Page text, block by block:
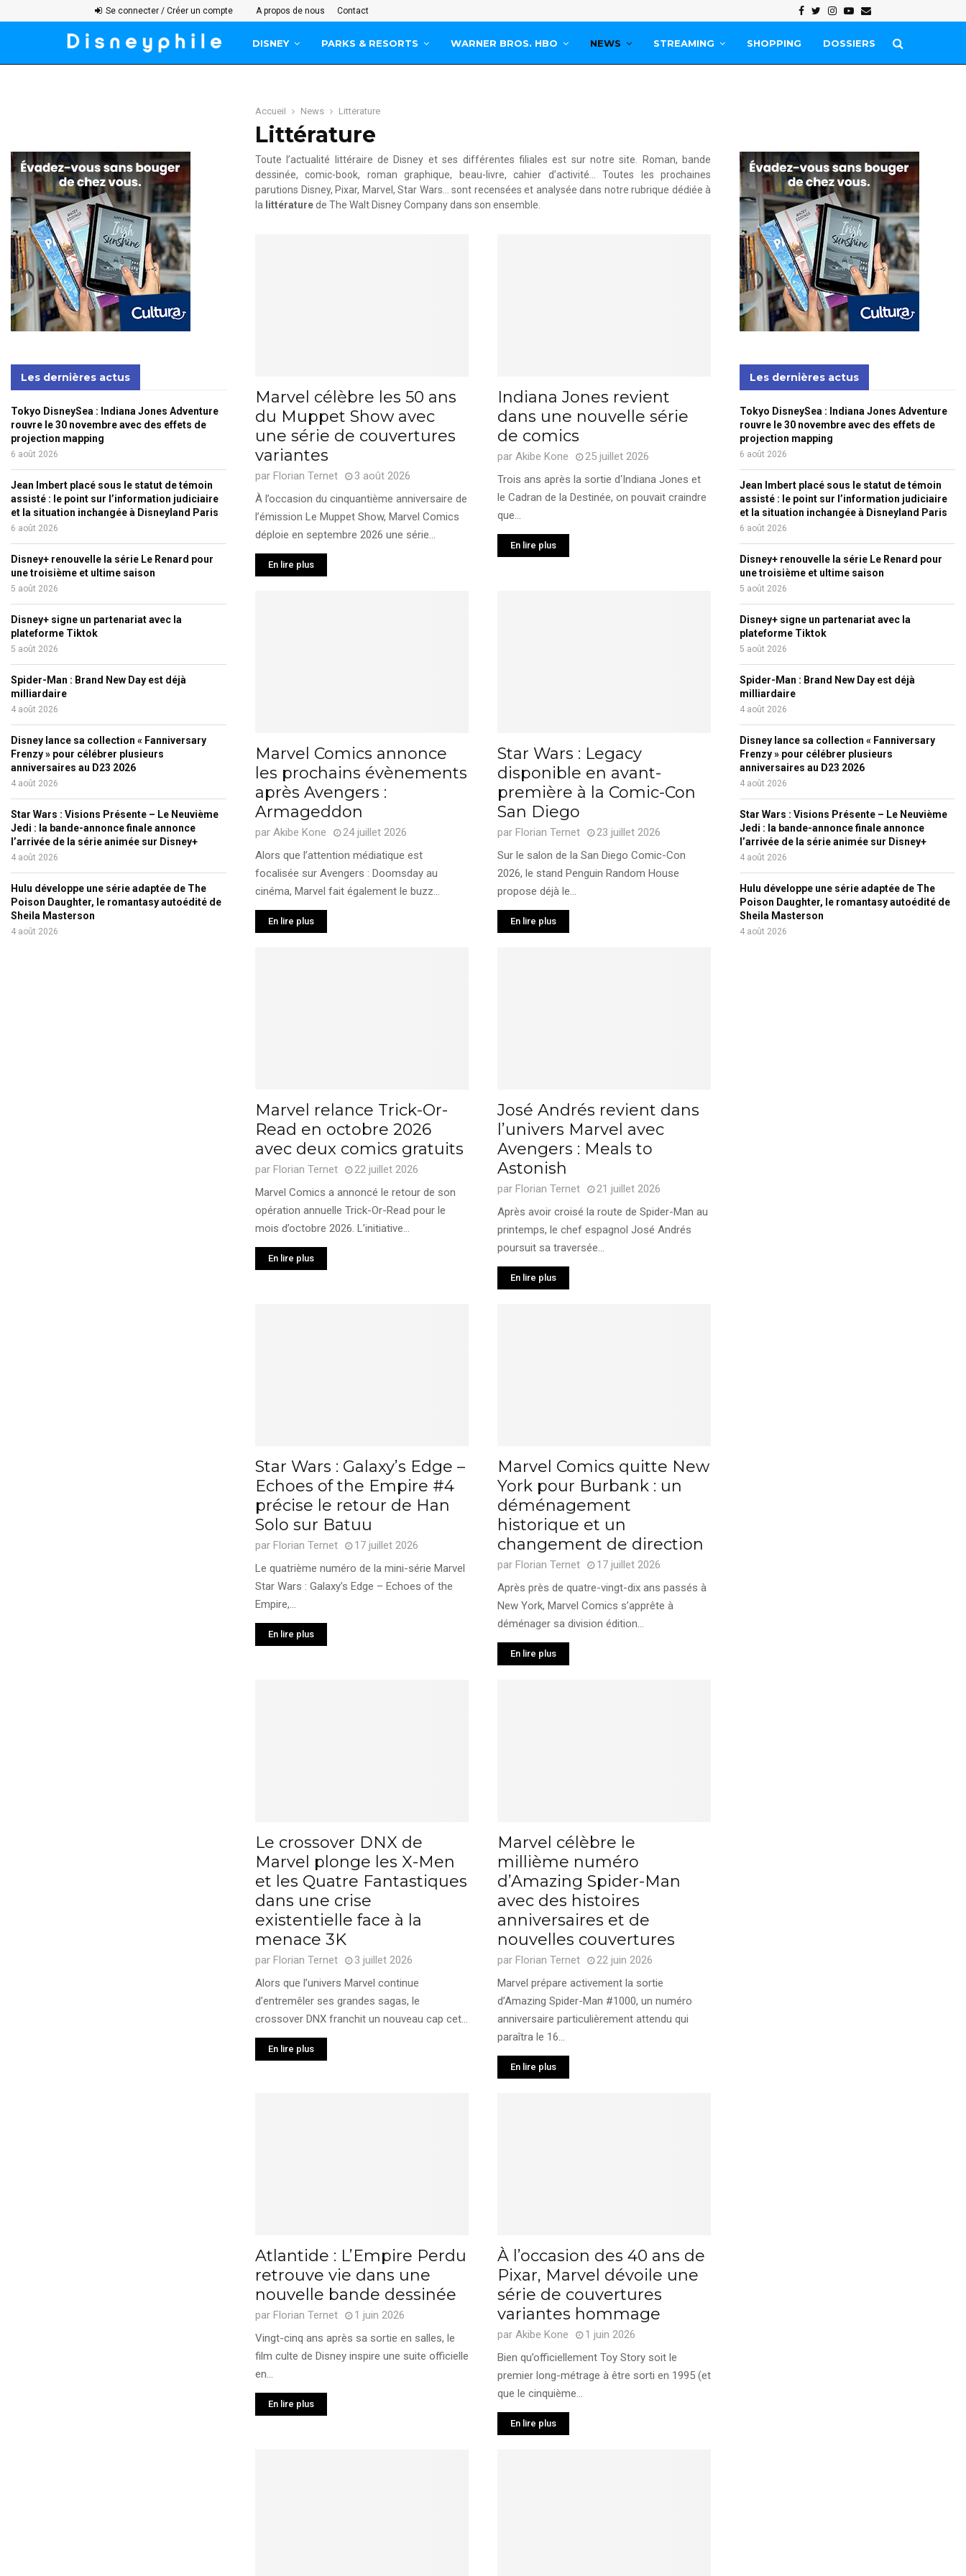
Se connecter / Créer un compte A propos de nous Contact Facebook
Twitter
Instagram
Youtube
Email
DISNEY PARKS & RESORTS WARNER BROS. HBO NEWS STREAMING SHOPPING DOSSIERS
Accueil News Littérature
Littérature
Toute l’actualité littéraire de Disney et ses différentes filiales est sur notre site. Roman, bande
dessinée, comic-book, roman graphique, beau-livre, cahier d’activité… Toutes les prochaines
parutions Disney, Pixar, Marvel, Star Wars… sont recensées et analysée dans notre rubrique dédiée à
la littératurede The Walt Disney Company dans son ensemble.
Marvel célèbre les 50 ans
du Muppet Show avec
une série de couvertures
variantes
par Florian Ternet
3 août 2026
À l’occasion du cinquantième anniversaire de
l’émission Le Muppet Show, Marvel Comics
déploie en septembre 2026 une série...
En lire plus
Indiana Jones revient
dans une nouvelle série
de comics
par Akibe Kone
25 juillet 2026
Trois ans après la sortie d‘Indiana Jones et
le Cadran de la Destinée, on pouvait craindre
que...
En lire plus
Marvel Comics annonce
les prochains évènements
après Avengers :
Armageddon
par Akibe Kone
24 juillet 2026
Alors que l’attention médiatique est
focalisée sur Avengers : Doomsday au
cinéma, Marvel fait également le buzz...
En lire plus
Star Wars : Legacy
disponible en avant-
première à la Comic-Con
San Diego
par Florian Ternet
23 juillet 2026
Sur le salon de la San Diego Comic-Con
2026, le stand Penguin Random House
propose déjà le...
En lire plus
Marvel relance Trick-Or-
Read en octobre 2026
avec deux comics gratuits
par Florian Ternet
22 juillet 2026
Marvel Comics a annoncé le retour de son
opération annuelle Trick-Or-Read pour le
mois d’octobre 2026. L’initiative...
En lire plus
José Andrés revient dans
l’univers Marvel avec
Avengers : Meals to
Astonish
par Florian Ternet
21 juillet 2026
Après avoir croisé la route de Spider-Man au
printemps, le chef espagnol José Andrés
poursuit sa traversée...
En lire plus
Star Wars : Galaxy’s Edge –
Echoes of the Empire #4
précise le retour de Han
Solo sur Batuu
par Florian Ternet
17 juillet 2026
Le quatrième numéro de la mini-série Marvel
Star Wars : Galaxy’s Edge – Echoes of the
Empire,...
En lire plus
Marvel Comics quitte New
York pour Burbank : un
déménagement
historique et un
changement de direction
par Florian Ternet
17 juillet 2026
Après près de quatre-vingt-dix ans passés à
New York, Marvel Comics s’apprête à
déménager sa division édition...
En lire plus
Le crossover DNX de
Marvel plonge les X-Men
et les Quatre Fantastiques
dans une crise
existentielle face à la
menace 3K
par Florian Ternet
3 juillet 2026
Alors que l’univers Marvel continue
d’entremêler ses grandes sagas, le
crossover DNX franchit un nouveau cap cet...
En lire plus
Marvel célèbre le
millième numéro
d’Amazing Spider-Man
avec des histoires
anniversaires et de
nouvelles couvertures
par Florian Ternet
22 juin 2026
Marvel prépare activement la sortie
d’Amazing Spider-Man #1000, un numéro
anniversaire particulièrement attendu qui
paraîtra le 16...
En lire plus
Atlantide : L’Empire Perdu
retrouve vie dans une
nouvelle bande dessinée
par Florian Ternet
1 juin 2026
Vingt-cinq ans après sa sortie en salles, le
film culte de Disney inspire une suite officielle
en...
En lire plus
À l’occasion des 40 ans de
Pixar, Marvel dévoile une
série de couvertures
variantes hommage
par Akibe Kone
1 juin 2026
Bien qu’officiellement Toy Story soit le
premier long-métrage à être sorti en 1995 (et
que le cinquième...
En lire plus
Les dernières actus
Tokyo DisneySea : Indiana Jones Adventure
rouvre le 30 novembre avec des effets de
projection mapping
6 août 2026
Jean Imbert placé sous le statut de témoin
assisté : le point sur l’information judiciaire
et la situation inchangée à Disneyland Paris
6 août 2026
Disney+ renouvelle la série Le Renard pour
une troisième et ultime saison
5 août 2026
Disney+ signe un partenariat avec la
plateforme Tiktok
5 août 2026
Spider-Man : Brand New Day est déjà
milliardaire
4 août 2026
Disney lance sa collection « Fanniversary
Frenzy » pour célébrer plusieurs
anniversaires au D23 2026
4 août 2026
Star Wars : Visions Présente – Le Neuvième
Jedi : la bande-annonce finale annonce
l’arrivée de la série animée sur Disney+
4 août 2026
Hulu développe une série adaptée de The
Poison Daughter, le romantasy autoédité de
Sheila Masterson
4 août 2026
Les dernières actus
Tokyo DisneySea : Indiana Jones Adventure
rouvre le 30 novembre avec des effets de
projection mapping
6 août 2026
Jean Imbert placé sous le statut de témoin
assisté : le point sur l’information judiciaire
et la situation inchangée à Disneyland Paris
6 août 2026
Disney+ renouvelle la série Le Renard pour
une troisième et ultime saison
5 août 2026
Disney+ signe un partenariat avec la
plateforme Tiktok
5 août 2026
Spider-Man : Brand New Day est déjà
milliardaire
4 août 2026
Disney lance sa collection « Fanniversary
Frenzy » pour célébrer plusieurs
anniversaires au D23 2026
4 août 2026
Star Wars : Visions Présente – Le Neuvième
Jedi : la bande-annonce finale annonce
l’arrivée de la série animée sur Disney+
4 août 2026
Hulu développe une série adaptée de The
Poison Daughter, le romantasy autoédité de
Sheila Masterson
4 août 2026